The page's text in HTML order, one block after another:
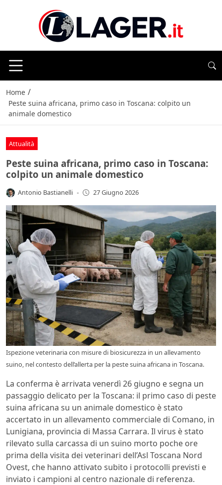
Home /
Peste suina africana, primo caso in Toscana: colpito un
animale domestico
Attualità
Peste suina africana, primo caso in Toscana:
colpito un animale domestico
Antonio Bastianelli - 27 Giugno 2026
Ispezione veterinaria con misure di biosicurezza in un allevamento
suino, nel contesto dell’allerta per la peste suina africana in Toscana.
La conferma è arrivata venerdì 26 giugno e segna un
passaggio delicato per la Toscana: il primo caso di peste
suina africana su un animale domestico è stato
accertato in un allevamento commerciale di Comano, in
Lunigiana, provincia di Massa Carrara. Il virus è stato
rilevato sulla carcassa di un suino morto poche ore
prima della visita dei veterinari dell’Asl Toscana Nord
Ovest, che hanno attivato subito i protocolli previsti e
inviato i campioni al centro nazionale di referenza.